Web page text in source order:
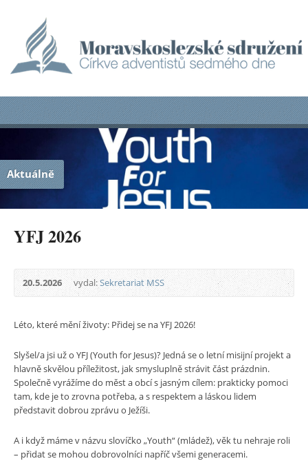
Aktuálně
YFJ 2026
20.5.2026 vydal:Sekretariat MSS
Léto, které mění životy: Přidej se na YFJ 2026!
Slyšel/a jsi už o YFJ (Youth for Jesus)? Jedná se o letní misijní projekt a
hlavně skvělou příležitost, jak smysluplně strávit část prázdnin.
Společně vyrážíme do měst a obcí s jasným cílem: prakticky pomoci
tam, kde je to zrovna potřeba, a s respektem a láskou lidem
představit dobrou zprávu o Ježíši.
A i když máme v názvu slovíčko „Youth“ (mládež), věk tu nehraje roli
– přidat se mohou dobrovolníci napříč všemi generacemi.